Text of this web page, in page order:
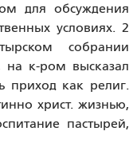
для обсуждения
условиях. 2
собрании
на к-ром высказал
приход как религ.
христ. жизнью,
пастырей,